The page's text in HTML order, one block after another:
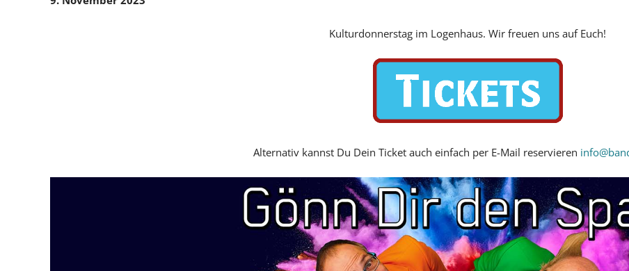
Kulturdonnerstag im Logenhaus. Wir freuen uns auf Euch!
Alternativ kannst Du Dein Ticket auch einfach per E-Mail reservieren